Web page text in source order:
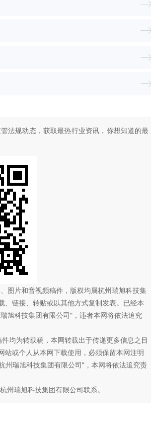
法规动态，获取最热行业资讯， 你想知道的最
图片和音视频稿件，版权均属杭州瑞旭科技集
链接、转贴或以其他方式复制发表。已经本
旭科技集团有限公司"，违者本网将依法追究
均为转载稿，本网转载出于传递更多信息之目
或个人从本网下载使用，必须保留本网注明
州瑞旭科技集团有限公司"，本网将依法追究责
瑞旭科技集团有限公司联系。